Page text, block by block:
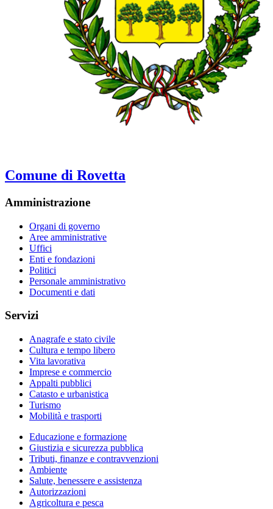
Comune di Rovetta
Amministrazione
Organi di governo
Aree amministrative
Uffici
Enti e fondazioni
Politici
Personale amministrativo
Documenti e dati
Servizi
Anagrafe e stato civile
Cultura e tempo libero
Vita lavorativa
Imprese e commercio
Appalti pubblici
Catasto e urbanistica
Turismo
Mobilità e trasporti
Educazione e formazione
Giustizia e sicurezza pubblica
Tributi, finanze e contravvenzioni
Ambiente
Salute, benessere e assistenza
Autorizzazioni
Agricoltura e pesca